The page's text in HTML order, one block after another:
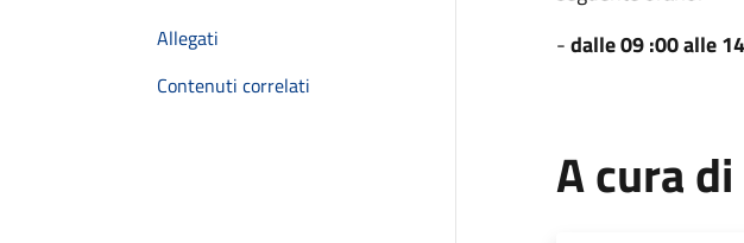
Allegati
Contenuti correlati
-dalle 09 :00 alle
A cura di